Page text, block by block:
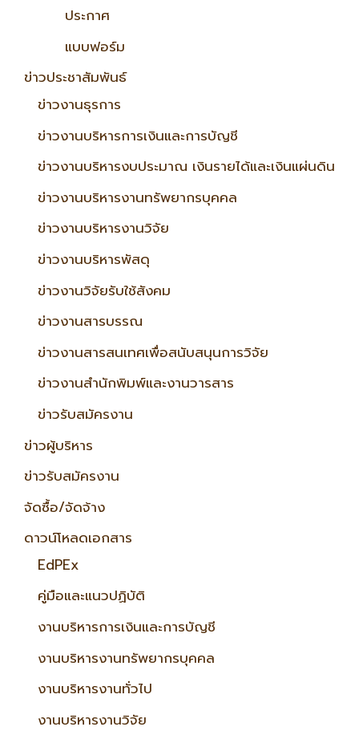
ประกาศ
แบบฟอร์ม
ข่าวประชาสัมพันธ์
ข่าวงานธุรการ
ข่าวงานบริหารการเงินและการบัญชี
ข่าวงานบริหารงบประมาณ เงินรายได้และเงินแผ่นดิน
ข่าวงานบริหารงานทรัพยากรบุคคล
ข่าวงานบริหารงานวิจัย
ข่าวงานบริหารพัสดุ
ข่าวงานวิจัยรับใช้สังคม
ข่าวงานสารบรรณ
ข่าวงานสารสนเทศเพื่อสนับสนุนการวิจัย
ข่าวงานสำนักพิมพ์และงานวารสาร
ข่าวรับสมัครงาน
ข่าวผู้บริหาร
ข่าวรับสมัครงาน
จัดซื้อ/จัดจ้าง
ดาวน์โหลดเอกสาร
EdPEx
คู่มือและแนวปฏิบัติ
งานบริหารการเงินและการบัญชี
งานบริหารงานทรัพยากรบุคคล
งานบริหารงานทั่วไป
งานบริหารงานวิจัย